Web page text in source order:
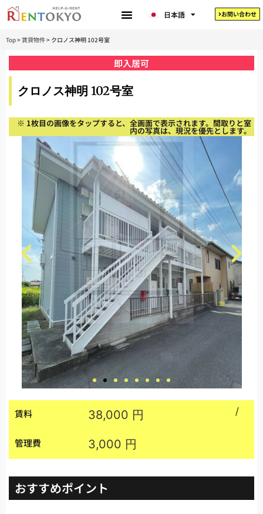
日本語
Tiếng Việt
お問い合わせ
Top>賃貸物件> クロノス神明 102号室
クロノス神明 102号室
即入居可
※ 1枚目の画像をタップすると、全画面で表示されます。間取りと室
内の写真は、現況を優先とします。
賃料 38,000 円 /
管理費 3,000 円
おすすめポイント